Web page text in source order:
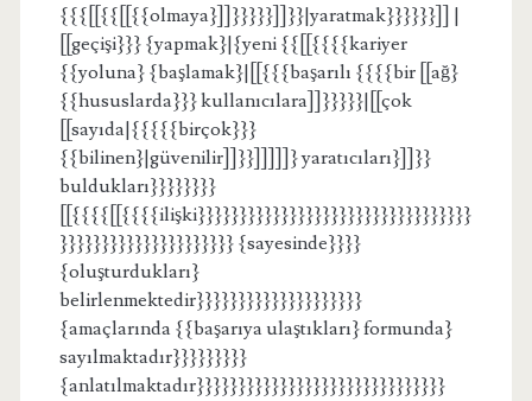
{{{[[{{[[{{olmaya}]]}}}}}]]}}|yaratmak}}}}}}]] |
[[geçişi}}} {yapmak}|{yeni {{[[{{{{kariyer
{{yoluna} {başlamak}|[[{{{başarılı {{{{bir [[ağ}
{{hususlarda}}} kullanıcılara]]}}}}}|[[çok
[[sayıda|{{{{{birçok}}}
{{bilinen}|güvenilir]]}}]]]]]} yaratıcıları}]]}}
buldukları}}}}}}}}
[[{{{{[[{{{{ilişki}}}}}}}}}}}}}}}}}}}}}}}}}}}}}}}}}
}}}}}}}}}}}}}}}}}}}}} {sayesinde}}}}
{oluşturdukları}
belirlenmektedir}}}}}}}}}}}}}}}}}}}}
{amaçlarında {{başarıya ulaştıkları} formunda}
sayılmaktadır}}}}}}}}}
{anlatılmaktadır}}}}}}}}}}}}}}}}}}}}}}}}}}}}}}